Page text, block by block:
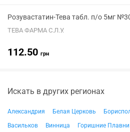
Розувастатин-Тева табл. п/о 5мг
ТЕВА ФАРМА С.Л.У.
112.50 грн
Искать в других регионах
Александрия Белая Церковь
Васильков
Винница Горишние